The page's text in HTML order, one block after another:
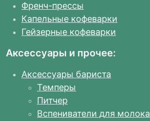
Френч-прессы
Капельные кофеварки
Гейзерные кофеварки
Аксессуары и прочее:
Аксессуары бариста
Темперы
Питчер
Вспениватели для молока